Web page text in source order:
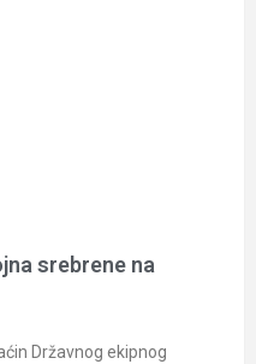
srebrene na
Državnog ekipnog